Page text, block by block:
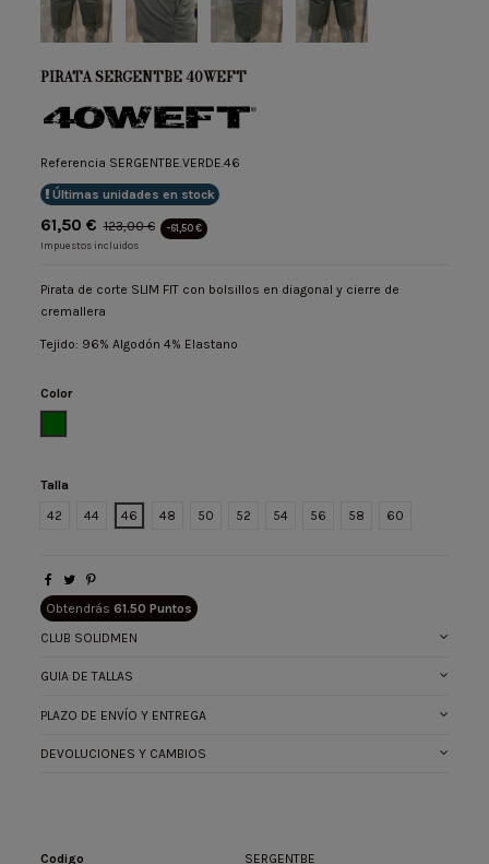
PIRATA SERGENTBE 40WEFT
Referencia SERGENTBE.VERDE.46
Últimas unidades en stock
61,50 € 123,00 € -61,50 €
Impuestos incluidos
Pirata de corte SLIM FIT con bolsillos en diagonal y cierre de
cremallera
Tejido: 96% Algodón 4% Elastano
Color
Talla
42
44 46 48 50 52 54 56 58 60
Obtendrás61.50 Puntos
CLUB SOLIDMEN
GUIA DE TALLAS
PLAZO DE ENVÍO Y ENTREGA
DEVOLUCIONES Y CAMBIOS
Codigo SERGENTBE